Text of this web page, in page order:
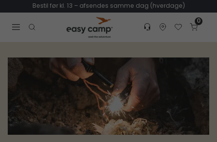
Bestil før kl. 13 – afsendes samme dag (hverdage)
Open search modal
Customer service
Find dealer
Favorites
Cart
0